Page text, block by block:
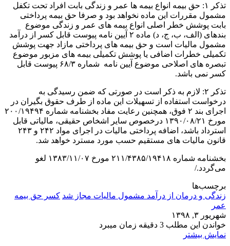
تذکر ۱: حق بیمه انواع بیمه ها عمر و زندگی بابت افراد تحت تکفل
مشمول مقررات این ماده نخواهد بود و صرفا حق بیمه پرداختی
بابت پوشش خطر اصلی انواع بیمه های عمر و زندگی موضوع
بندهای (الف، ب، ج، د) ماده ۲ آیین نامه پیوست قابل کسر از درآمد
مشمول مالیات است و حق بیمه های پرداختی مازاد جهت پوشش
تکمیلی خطرات اضافی یا پوشش تکمیلی بیمه های مزبور موضوع
تبصره های اصلاحی موضوع آیین نامه شماره ۶۸/۳ پیوست قابل
کسر نمی باشد.
تذکر ۲: لازم به ذکر است در صورتی که ضمن رسیدگی به
درخواست استفاده از تسهیلات این ماده از طرف حقوق بگیران در
اجرای بند ۲ فوق، همچنین رعایت مفاد بخشنامه شماره ۲۰۰/۱۹۴۹۴
مورخ ۱۳۹۰/۰۸/۲۱ درخصوص سایر اشخاص حقیقی، مالیاتی قابل
استرداد باشد، اضافه پرداختی مالیات در اجرای مواد ۲۴۲ و ۲۴۳
قانون مالیات های مستقیم حسب مورد مسترد خواهد شد.
بخشنامه شماره ۲۱۱/۴۳۸۵/۱۹۴۱۸ مورخ ۱۳۸۳/۱۱/۰۷ لغو
می‌گردد./
برچسب‌ها
زندگی و درمان از درآمد مشمول مالیات مجاز شد کسر حق بیمه‌
عمر
شهریور ۳, ۱۳۹۸
خواندن این مطلب 3 دقیقه زمان میبرد
نمایش بیشتر